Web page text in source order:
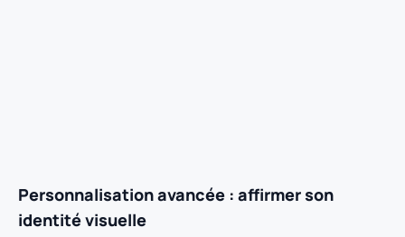
Personnalisation avancée : affirmer son
identité visuelle